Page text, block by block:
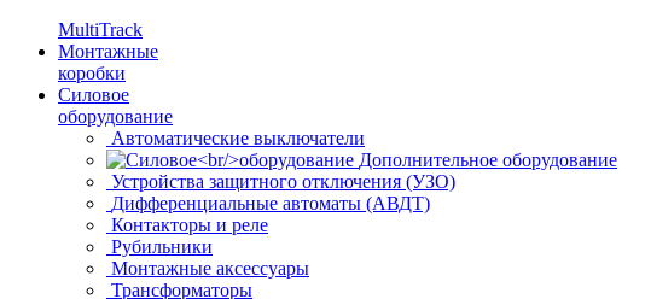
MultiTrack
Монтажные
коробки
Силовое
оборудование
Автоматические выключатели
Дополнительное оборудование
Устройства защитного отключения (УЗО)
Дифференциальные автоматы (АВДТ)
Контакторы и реле
Рубильники
Монтажные аксессуары
Трансформаторы